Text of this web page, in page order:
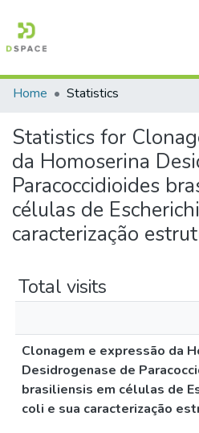
All of DSpace
Home Statistics
Statistics for
da Homoserina
Paracoccidioides
células de
caracterização
Total visits
Clonagem e expressão da
Desidrogenase de
brasiliensis em células de
coli e sua caracterização